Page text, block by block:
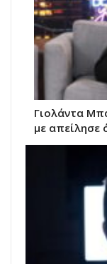
Γιολάντα
με απείλησε